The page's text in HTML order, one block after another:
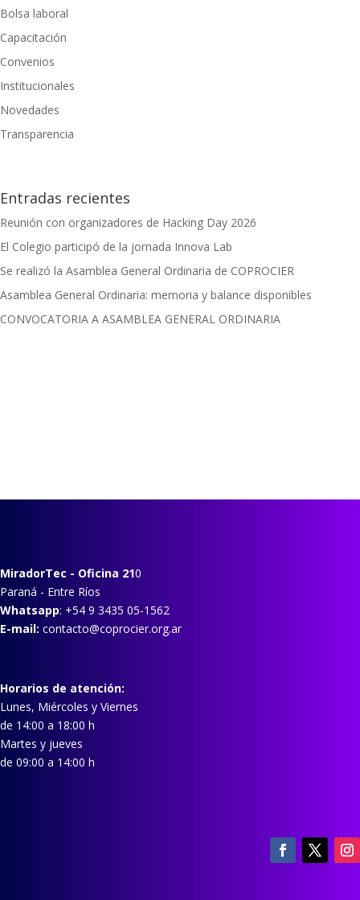
Bolsa laboral
Capacitación
Convenios
Institucionales
Novedades
Transparencia
Entradas recientes
Reunión con organizadores de Hacking Day 2026
El Colegio participó de la jornada Innova Lab
Se realizó la Asamblea General Ordinaria de COPROCIER
Asamblea General Ordinaria: memoria y balance disponibles
CONVOCATORIA A ASAMBLEA GENERAL ORDINARIA
MiradorTec - Oficina 210
Paraná - Entre Ríos
Whatsapp: +54 9 3435 05-1562
E-mail: contacto@coprocier.org.ar
Horarios de atención:
Lunes, Miércoles y Viernes
de 14:00 a 18:00 h
Martes y jueves
de 09:00 a 14:00 h